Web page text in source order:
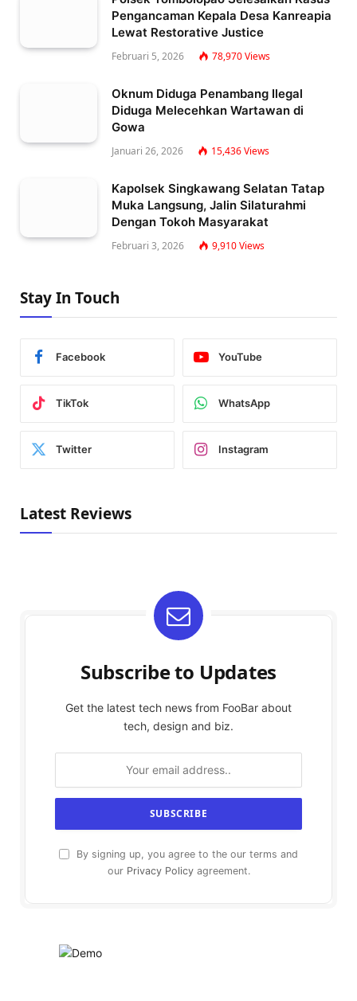
Pengancaman Kepala Desa Kanreapia
Lewat Restorative Justice
Februari 5, 2026 78,970Views
Oknum Diduga Penambang Ilegal
Diduga Melecehkan Wartawan di
Gowa
Januari 26, 2026 15,436Views
Kapolsek Singkawang Selatan Tatap
Muka Langsung, Jalin Silaturahmi
Dengan Tokoh Masyarakat
Februari 3, 2026 9,910Views
Stay In Touch
Facebook YouTube
TikTok WhatsApp
Twitter Instagram
Latest Reviews
Subscribe to Updates
Get the latest tech news from FooBar about
tech, design and biz.
By signing up, you agree to the our terms and
our Privacy Policyagreement.